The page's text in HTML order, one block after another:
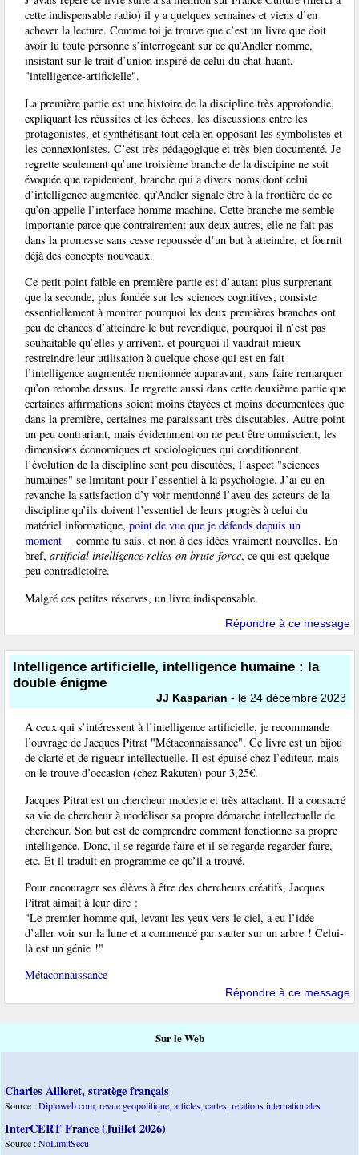
cette indispensable radio) il y a quelques semaines et viens d’en
achever la lecture. Comme toi je trouve que c’est un livre que doit
avoir lu toute personne s’interrogeant sur ce qu’Andler nomme,
insistant sur le trait d’union inspiré de celui du chat-huant,
"intelligence-artificielle".
La première partie est une histoire de la discipline très approfondie,
expliquant les réussites et les échecs, les discussions entre les
protagonistes, et synthétisant tout cela en opposant les symbolistes et
les connexionistes. C’est très pédagogique et très bien documenté. Je
regrette seulement qu’une troisième branche de la discipine ne soit
évoquée que rapidement, branche qui a divers noms dont celui
d’intelligence augmentée, qu’Andler signale être à la frontière de ce
qu’on appelle l’interface homme-machine. Cette branche me semble
importante parce que contrairement aux deux autres, elle ne fait pas
dans la promesse sans cesse repoussée d’un but à atteindre, et fournit
déjà des concepts nouveaux.
Ce petit point faible en première partie est d’autant plus surprenant
que la seconde, plus fondée sur les sciences cognitives, consiste
essentiellement à montrer pourquoi les deux premières branches ont
peu de chances d’atteindre le but revendiqué, pourquoi il n’est pas
souhaitable qu’elles y arrivent, et pourquoi il vaudrait mieux
restreindre leur utilisation à quelque chose qui est en fait
l’intelligence augmentée mentionnée auparavant, sans faire remarquer
qu’on retombe dessus. Je regrette aussi dans cette deuxième partie que
certaines affirmations soient moins étayées et moins documentées que
dans la première, certaines me paraissant très discutables. Autre point
un peu contrariant, mais évidemment on ne peut être omniscient, les
dimensions économiques et sociologiques qui conditionnent
l’évolution de la discipline sont peu discutées, l’aspect "sciences
humaines" se limitant pour l’essentiel à la psychologie. J’ai eu en
revanche la satisfaction d’y voir mentionné l’aveu des acteurs de la
discipline qu’ils doivent l’essentiel de leurs progrès à celui du
matériel informatique, point de vue que je défends depuis un
moment
comme tu sais, et non à des idées vraiment nouvelles. En
bref, artificial intelligence relies on brute-force, ce qui est quelque
peu contradictoire.
Malgré ces petites réserves, un livre indispensable.
Répondre à ce message
Intelligence artificielle, intelligence humaine : la
double énigme
JJ Kasparian - le 24 décembre 2023
A ceux qui s’intéressent à l’intelligence artificielle, je recommande
l’ouvrage de Jacques Pitrat "Métaconnaissance". Ce livre est un bijou
de clarté et de rigueur intellectuelle. Il est épuisé chez l’éditeur, mais
on le trouve d’occasion (chez Rakuten) pour 3,25€.
Jacques Pitrat est un chercheur modeste et très attachant. Il a consacré
sa vie de chercheur à modéliser sa propre démarche intellectuelle de
chercheur. Son but est de comprendre comment fonctionne sa propre
intelligence. Donc, il se regarde faire et il se regarde regarder faire,
etc. Et il traduit en programme ce qu’il a trouvé.
Pour encourager ses élèves à être des chercheurs créatifs, Jacques
Pitrat aimait à leur dire :
"Le premier homme qui, levant les yeux vers le ciel, a eu l’idée
d’aller voir sur la lune et a commencé par sauter sur un arbre ! Celui-
là est un génie !"
Métaconnaissance
Répondre à ce message
Sur le Web
Charles Ailleret, stratège français
Source :Diploweb.com, revue geopolitique, articles, cartes, relations internationales
InterCERT France (Juillet 2026)
Source :NoLimitSecu